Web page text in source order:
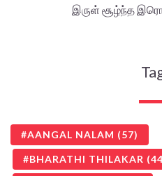
இருள் சூழ்ந்த
AANGAL NALAM (57)
BHARATHI THILAKAR